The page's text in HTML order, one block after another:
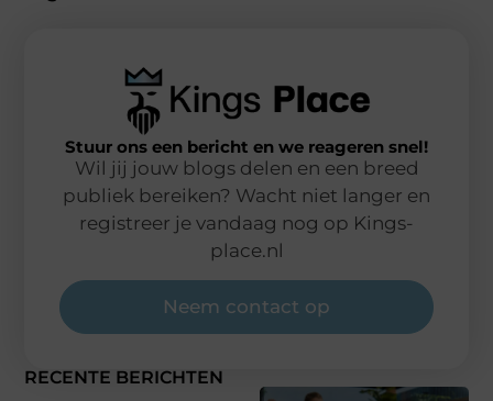
RECENTE BERICHTEN
Stuur ons een bericht en we reageren snel!
Wil jij jouw blogs delen en een breed
publiek bereiken? Wacht niet langer en
registreer je vandaag nog op Kings-
place.nl
Neem contact op